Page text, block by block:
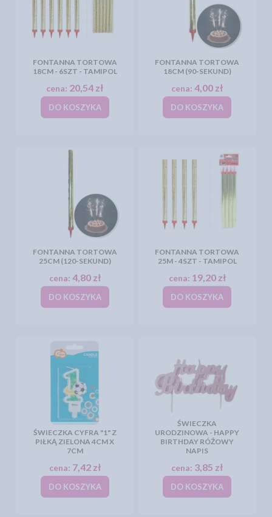
FONTANNA TORTOWA
18CM - 6SZT - TAMIPOL
cena: 20,54 zł
DO KOSZYKA
FONTANNA TORTOWA
18CM (90-SEKUND)
cena:4,00 zł
DO KOSZYKA
FONTANNA TORTOWA
25CM (120-SEKUND)
cena: 4,80 zł
DO KOSZYKA
FONTANNA TORTOWA
25M - 4SZT - TAMIPOL
cena: 19,20 zł
DO KOSZYKA
ŚWIECZKA CYFRA "1" Z
PIŁKĄ ZIELONA 4CM X
7CM
cena: 7,42 zł
DO KOSZYKA
ŚWIECZKA
URODZINOWA - HAPPY
BIRTHDAY RÓŻOWY
NAPIS
cena: 3,85 zł
DO KOSZYKA